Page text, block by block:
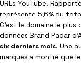
URLs YouTube.
représente 5,6% du
C’est le domaine le plus
données Brand Radar
six derniers mois. Une
marques a montré que